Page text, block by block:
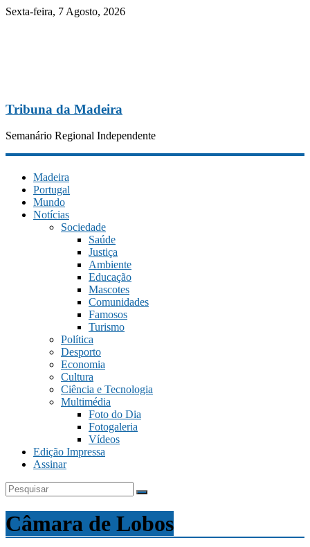
Sexta-feira, 7 Agosto, 2026
Tribuna da Madeira
Semanário Regional Independente
Madeira
Portugal
Mundo
Notícias
Sociedade
Saúde
Justiça
Ambiente
Educação
Mascotes
Comunidades
Famosos
Turismo
Política
Desporto
Economia
Cultura
Ciência e Tecnologia
Multimédia
Foto do Dia
Fotogaleria
Vídeos
Edição Impressa
Assinar
Câmara de Lobos